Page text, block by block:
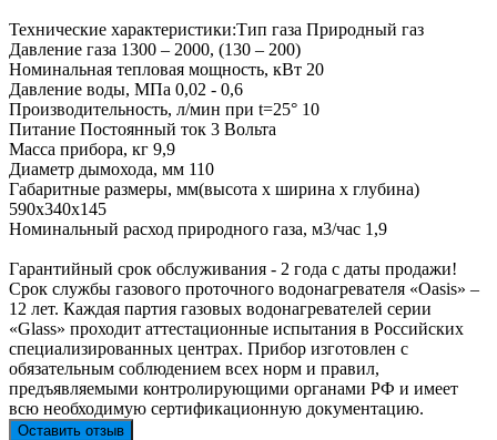
Технические характеристики:Тип газа Природный газ
Давление газа 1300 – 2000, (130 – 200)
Номинальная тепловая мощность, кВт 20
Давление воды, МПа 0,02 - 0,6
Производительность, л/мин при t=25° 10
Питание Постоянный ток 3 Вольта
Масса прибора, кг 9,9
Диаметр дымохода, мм 110
Габаритные размеры, мм(высота х ширина х глубина)
590х340х145
Номинальный расход природного газа, м3/час 1,9
Гарантийный срок обслуживания - 2 года с даты продажи!
Срок службы газового проточного водонагревателя «Oasis» –
12 лет. Каждая партия газовых водонагревателей серии
«Glass» проходит аттестационные испытания в Российских
специализированных центрах. Прибор изготовлен с
обязательным соблюдением всех норм и правил,
предъявляемыми контролирующими органами РФ и имеет
всю необходимую сертификационную документацию.
Оставить отзыв